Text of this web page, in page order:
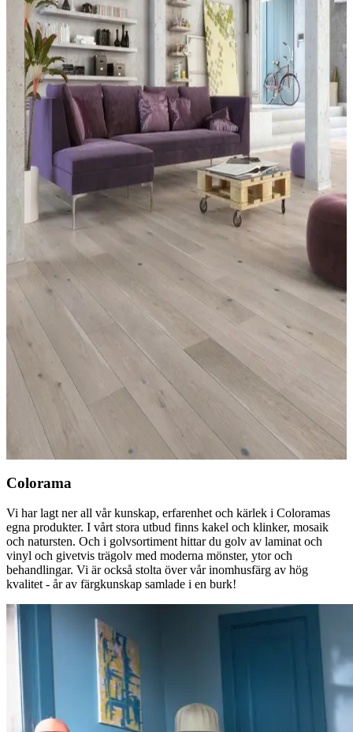
Colorama Visingsö 1-stav
COLORAMA
Colorama Wanås 1-stav
COLORAMA
Colorama Holmö 1-stav
COLORAMA
Colorama Djurgården Fiskbensparkett
COLORAMA
Colorama Trolleholm 3-stav
COLORAMA
Colorama Sundbyholm 1-stav
COLORAMA
Colorama Anneberg 1-stav
COLORAMA
Colorama Läckö 1-stav
Colorama
Vi har lagt ner all vår kunskap, erfarenhet och kärlek i Coloramas
egna produkter. I vårt stora utbud finns kakel och klinker, mosaik
och natursten. Och i golvsortiment hittar du golv av laminat och
vinyl och givetvis trägolv med moderna mönster, ytor och
behandlingar. Vi är också stolta över vår inomhusfärg av hög
kvalitet - år av färgkunskap samlade i en burk!